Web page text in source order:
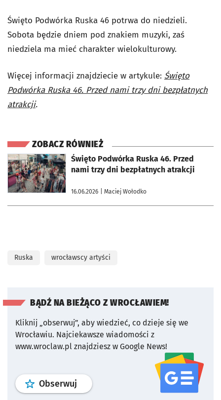
Święto Podwórka Ruska 46 potrwa do niedzieli.
Sobota będzie dniem pod znakiem muzyki, zaś
niedziela ma mieć charakter wielokulturowy.
Więcej informacji znajdziecie w artykule: Święto
Podwórka Ruska 46. Przed nami trzy dni bezpłatnych
atrakcji.
ZOBACZ RÓWNIEŻ
Święto Podwórka Ruska 46. Przed
nami trzy dni bezpłatnych atrakcji
16.06.2026 | Maciej Wołodko
otworzy się w nowej karcie
Ruska wrocławscy artyści
BĄDŹ NA BIEŻĄCO Z WROCŁAWIEM!
Kliknij „obserwuj”, aby wiedzieć, co dzieje się we
Wrocławiu. Najciekawsze wiadomości z
www.wroclaw.pl znajdziesz w Google News!
Obserwuj profil serwisu